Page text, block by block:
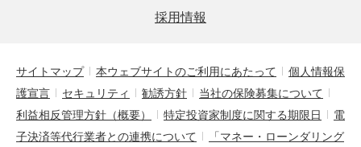
採用情報
サイトマップ 本ウェブサイトのご利用にあたって
個人情報保
護宣言
セキュリティ 勧誘方針
当社の保険募集について
利益相反管理方針（概要）
特定投資家制度に関する期限日
電
子決済等代行業者との連携について
「マネー・ローンダリング